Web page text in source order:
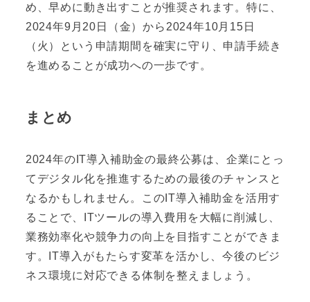
め、早めに動き出すことが推奨されます。特に、
2024年9月20日（金）から2024年10月15日
（火）という申請期間を確実に守り、申請手続き
を進めることが成功への一歩です。
まとめ
2024年のIT導入補助金の最終公募は、企業にとっ
てデジタル化を推進するための最後のチャンスと
なるかもしれません。このIT導入補助金を活用す
ることで、ITツールの導入費用を大幅に削減し、
業務効率化や競争力の向上を目指すことができま
す。IT導入がもたらす変革を活かし、今後のビジ
ネス環境に対応できる体制を整えましょう。